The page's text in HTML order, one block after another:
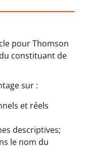
pour Thomson
constituant de
sur :
et réels
descriptives;
le nom du